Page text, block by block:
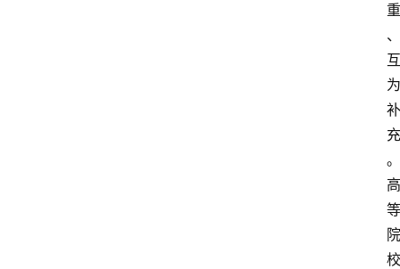
重
、
互
为
补
充
。
高
等
院
校